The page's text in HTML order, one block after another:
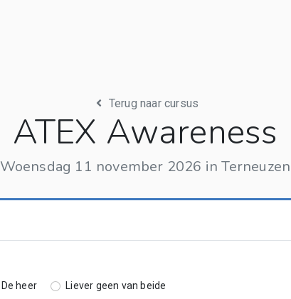
Terug naar cursus
ATEX Awareness
Woensdag 11 november 2026 in Terneuzen
De heer Liever geen van beide